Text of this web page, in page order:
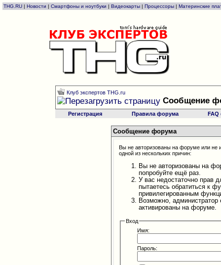
THG.RU | Новости | Смартфоны и ноутбуки | Видеокарты | Процессоры | Материнские
Клуб экспертов THG.ru
Сообщение
Регистрация Правила форума
Сообщение форума
Вы не авторизованы на форуме или не
одной из нескольких причин:
Вы не авторизованы на
попробуйте ещё раз.
У вас недостаточно прав
пытаетесь обратиться к
привилегированным
Возможно,
активированы на форуме.
Вход
Имя:
Пароль: